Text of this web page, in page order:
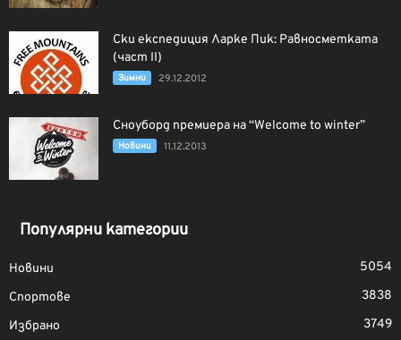
Ски експедиция Ларке Пик: Равносметката
(част II)
Зимни 29.12.2012
Сноуборд премиера на “Welcome to winter”
Новини 11.12.2013
Популярни категории
Новини
5054
Спортове
3838
Избрано
3749